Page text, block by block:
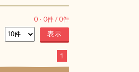
0 - 0件 /0件
1